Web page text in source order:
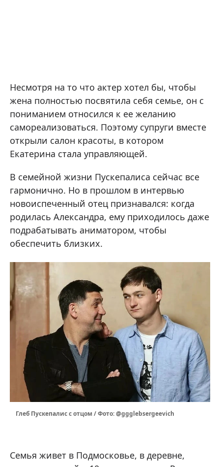
Несмотря на то что актер хотел бы, чтобы
жена полностью посвятила себя семье, он с
пониманием относился к ее желанию
самореализоваться. Поэтому супруги вместе
открыли салон красоты, в котором
Екатерина стала управляющей.
В семейной жизни Пускепалиса сейчас все
гармонично. Но в прошлом в интервью
новоиспеченный отец признавался: когда
родилась Александра, ему приходилось даже
подрабатывать аниматором, чтобы
обеспечить близких.
Глеб Пускепалис с отцом / Фото: @ggglebsergeevich
Семья живет в Подмосковье, в деревне,